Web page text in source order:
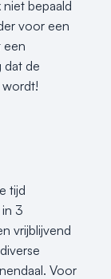
bepaald
voor een
een
dat de
tijd
in 3
vrijblijvend
Voor